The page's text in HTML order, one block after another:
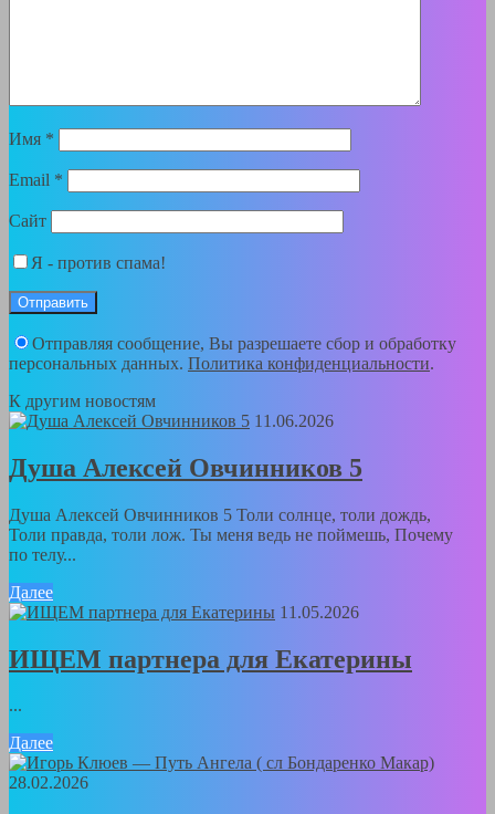
Имя *
Email *
Сайт
Я - против спама!
Отправляя сообщение, Вы разрешаете сбор и обработку
персональных данных. Политика конфиденциальности.
К другим новостям
11.06.2026
Душа Алексей Овчинников 5
Душа Алексей Овчинников 5 Толи солнце, толи дождь,
Толи правда, толи лож. Ты меня ведь не поймешь, Почему
по телу...
Далее
11.05.2026
ИЩЕМ партнера для Екатерины
...
Далее
28.02.2026